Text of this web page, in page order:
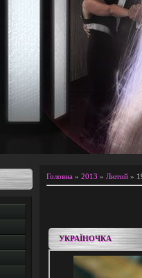
Головна » 2013 » Лютий »
УКРАЇНОЧКА